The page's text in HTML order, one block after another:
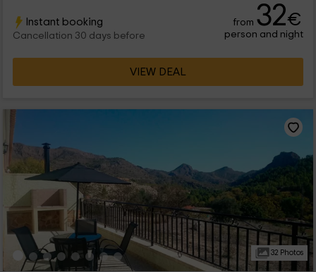
Instant booking
Cancellation 30 days before
from 32€
person and night
VIEW DEAL
32 Photos